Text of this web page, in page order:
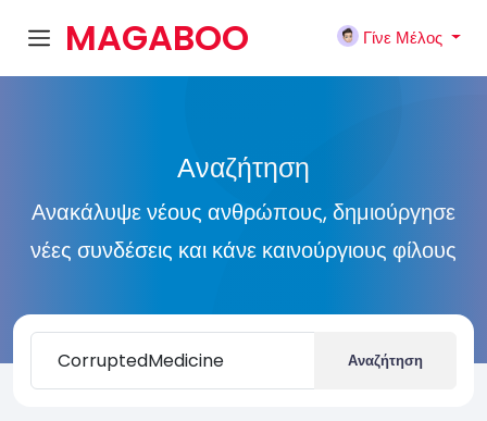
MAGABOO
Γίνε Μέλος
Αναζήτηση
Ανακάλυψε νέους ανθρώπους, δημιούργησε
νέες συνδέσεις και κάνε καινούργιους φίλους
Αναζήτηση